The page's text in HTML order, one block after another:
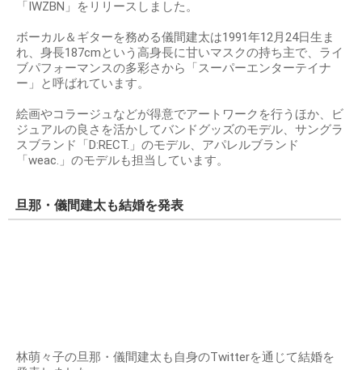
「IWZBN」をリリースしました。
ボーカル＆ギターを務める儀間建太は1991年12月24日生ま
れ、身長187cmという高身長に甘いマスクの持ち主で、ライ
ブパフォーマンスの多彩さから「スーパーエンターテイナ
ー」と呼ばれています。
絵画やコラージュなどが得意でアートワークを行うほか、ビ
ジュアルの良さを活かしてバンドグッズのモデル、サングラ
スブランド「D:RECT.」のモデル、アパレルブランド
「weac.」のモデルも担当しています。
旦那・儀間建太も結婚を発表
林萌々子の旦那・儀間建太も自身のTwitterを通じて結婚を